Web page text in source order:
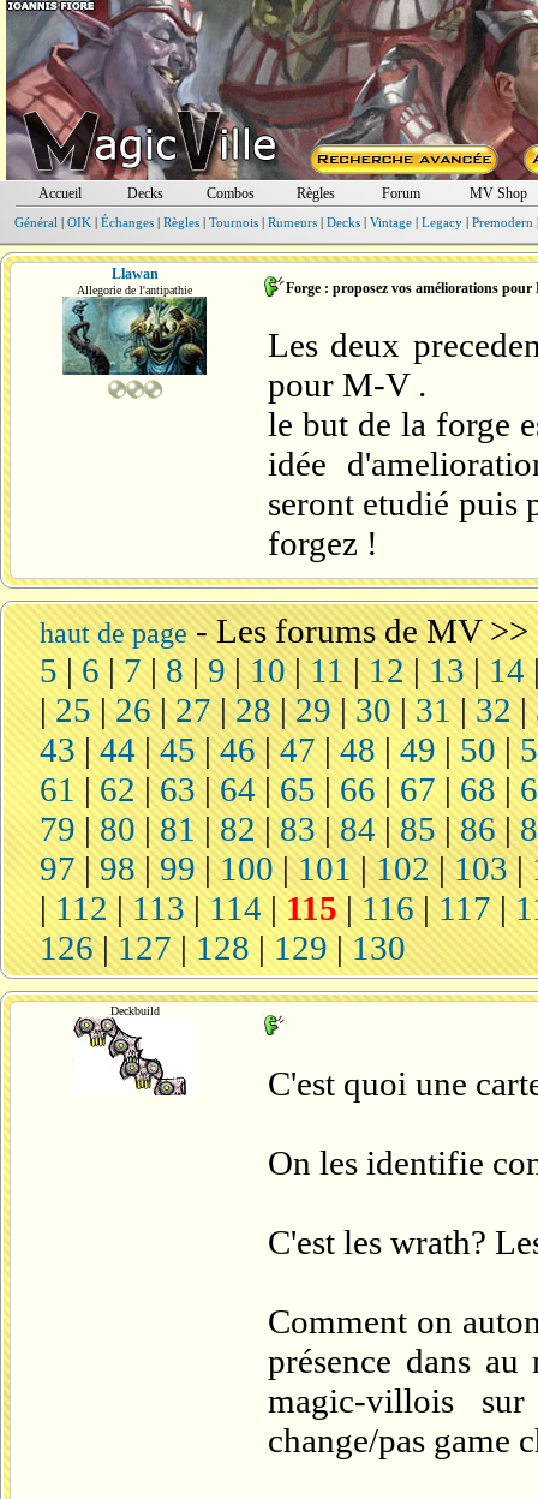
Accueil Decks Combos Règles Forum MV Shop
Général | OIK | Échanges| Règles| Tournois| Rumeurs| Decks| Vintage| Legacy| Premodern
Llawan
Allegorie de l'antipathie Forge : proposez vos améliorations pour
Les deux
pour M-V .
le but de la forge
idée
seront etudié puis
forgez !
haut de page-Les forums de MV>>
5 |6 |7|8 |9|10|11|12 |13|14
|25 |26|27|28|29|30| 31|32 |
43|44|45|46|47|48 |49 | 50|
61 | 62|63|64|65| 66| 67 |68 |
79| 80|81|82|83|84|85 |86|
97|98|99|100|101|102|103|
| 112|113 |114 |115|116 |117|
126|127|128 | 129 |130
Deckbuild
C'est quoi une
On les identifie
C'est les wrath?
Comment on
présence dans
magic-villois
change/pas game